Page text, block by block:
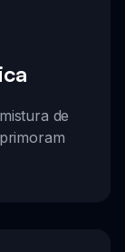
de